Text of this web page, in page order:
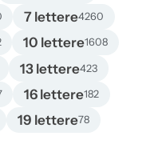
7 lettere4260
10 lettere1608
13 lettere423
16 lettere182
19 lettere78